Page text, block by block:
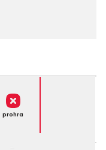
prohra